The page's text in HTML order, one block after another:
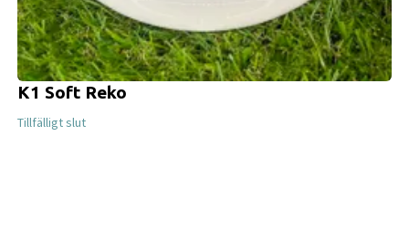
K1 Soft Reko
Tillfälligt slut